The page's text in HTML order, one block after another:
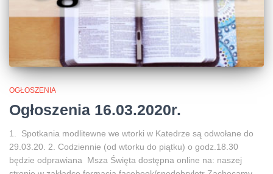
OGŁOSZENIA
Ogłoszenia 16.03.2020r.
1. Spotkania modlitewne we wtorki w Katedrze są odwołane do
29.03.20. 2. Codziennie (od wtorku do piątku) o godz.18.30
będzie odprawiana Msza Święta dostępna online na: naszej